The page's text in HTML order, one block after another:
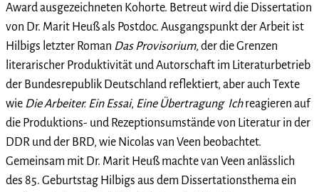
Award ausgezeichneten Kohorte. Betreut wird die Dissertation
von Dr. Marit Heuß als Postdoc. Ausgangspunkt der Arbeit ist
Hilbigs letzter Roman Das Provisorium, der die Grenzen
literarischer Produktivität und Autorschaft im Literaturbetrieb
der Bundesrepublik Deutschland reflektiert, aber auch Texte
wie Die Arbeiter. Ein Essai, Eine Übertragung Ichreagieren auf
die Produktions- und Rezeptionsumstände von Literatur in der
DDR und der BRD, wie Nicolas van Veen beobachtet.
Gemeinsam mit Dr. Marit Heuß machte van Veen anlässlich
des 85. Geburtstag Hilbigs aus dem Dissertationsthema ein